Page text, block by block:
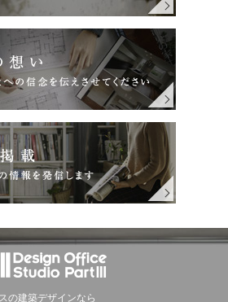
の建築デザインなら